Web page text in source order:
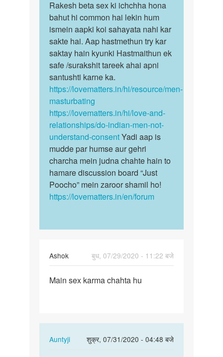
by
Auntyji
to
Me
sex
karna
chata
hu
by
Rakesh
Rakesh
beta
sex
ki
ichchha…
Rakesh beta sex ki ichchha hona
bahut hi common hai lekin hum
ismein aapki koi sahayata nahi kar
sakte hai. Aap hastmethun try kar
saktay hain kyunki Hastmaithun ek
safe /surakshit tareek ahai apni
santushti karne ka.
https://lovematters.in/hi/resource/men-
masturbating
https://lovematters.in/hi/love-and-
relationships/do-indian-men-not-
understand-consentYadi aap is
mudde par humse aur gehri
charcha mein judna chahte hain to
hamare discussion board “Just
Poocho” mein zaroor shamil ho!
https://lovematters.in/en/forum
Ashok
बुध, 07/29/2020 - 11:22 बजे
Main
Main sex karma chahta hu
Auntyji
शुक्र, 07/31/2020 - 04:48 बजे
In